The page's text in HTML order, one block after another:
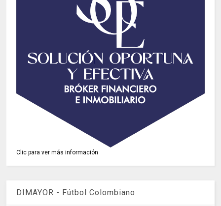
Clic para ver más información
DIMAYOR - Fútbol Colombiano